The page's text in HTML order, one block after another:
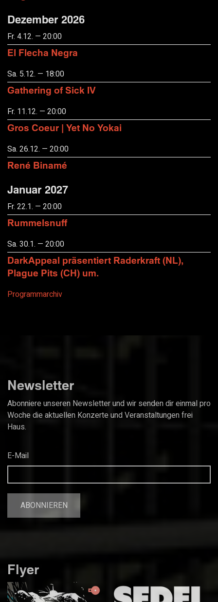
Dezember 2026
Fr. 4.12. — 20:00
El Flecha Negra
Sa. 5.12. — 18:00
Gathering of Sick IV
Fr. 11.12. — 20:00
Gros Coeur | Yet No Yokai
Sa. 26.12. — 20:00
René Binamé
Januar 2027
Fr. 22.1. — 20:00
Rummelsnuff
Sa. 30.1. — 20:00
DarkAppeal präsentiert Raderkraft (NL),
Plague Pits (CH) um.
Programmarchiv
Newsletter
Abonniere unseren Newsletter und wir senden dir einmal pro
Woche die aktuellen Konzerte und Veranstaltungen frei
Haus.
E-Mail
Flyer